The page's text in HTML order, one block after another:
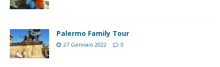
Palermo Family Tour
27 Gennaio 2022 0